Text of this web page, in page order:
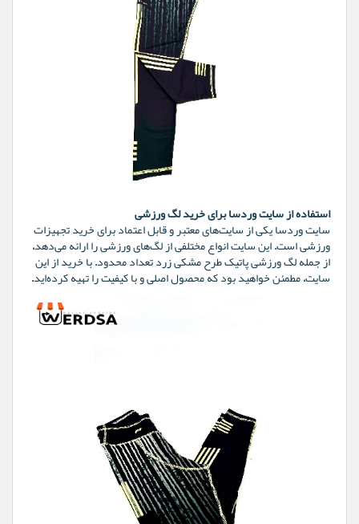
استفاده از سایت وردسا برای خرید لگ ورزشی
سایت وردسا یکی از سایت‌های معتبر و قابل اعتماد برای خرید تجهیزات
ورزشی است. این سایت انواع مختلفی از لگ‌های ورزشی را ارائه می‌دهد،
از جمله لگ ورزشی پاتیک طرح مشکی زرد تعداد محدود. با خرید از این
سایت، مطمئن خواهید بود که محصول اصلی و با کیفیت را تهیه کرده‌اید.